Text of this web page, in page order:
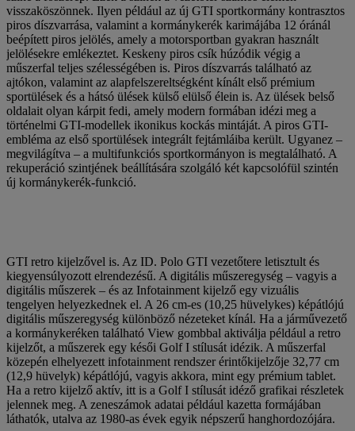
visszaköszönnek. Ilyen például az új GTI sportkormány kontrasztos
piros díszvarrása, valamint a kormánykerék karimájába 12 óránál
beépített piros jelölés, amely a motorsportban gyakran használt
jelölésekre emlékeztet. Keskeny piros csík húzódik végig a
műszerfal teljes szélességében is. Piros díszvarrás található az
ajtókon, valamint az alapfelszereltségként kínált első prémium
sportülések és a hátsó ülések külső elülső élein is. Az ülések belső
oldalait olyan kárpit fedi, amely modern formában idézi meg a
történelmi GTI-modellek ikonikus kockás mintáját. A piros GTI-
embléma az első sportülések integrált fejtámláiba került. Ugyanez –
megvilágítva – a multifunkciós sportkormányon is megtalálható. A
rekuperáció szintjének beállítására szolgáló két kapcsolófül szintén
új kormánykerék-funkció.
GTI retro kijelzővel is. Az ID. Polo GTI vezetőtere letisztult és
kiegyensúlyozott elrendezésű. A digitális műszeregység – vagyis a
digitális műszerek – és az Infotainment kijelző egy vizuális
tengelyen helyezkednek el. A 26 cm-es (10,25 hüvelykes) képátlójú
digitális műszeregység különböző nézeteket kínál. Ha a járművezető
a kormánykeréken található View gombbal aktiválja például a retro
kijelzőt, a műszerek egy késői Golf I stílusát idézik. A műszerfal
közepén elhelyezett infotainment rendszer érintőkijelzője 32,77 cm
(12,9 hüvelyk) képátlójú, vagyis akkora, mint egy prémium tablet.
Ha a retro kijelző aktív, itt is a Golf I stílusát idéző grafikai részletek
jelennek meg. A zeneszámok adatai például kazetta formájában
láthatók, utalva az 1980-as évek egyik népszerű hanghordozójára.